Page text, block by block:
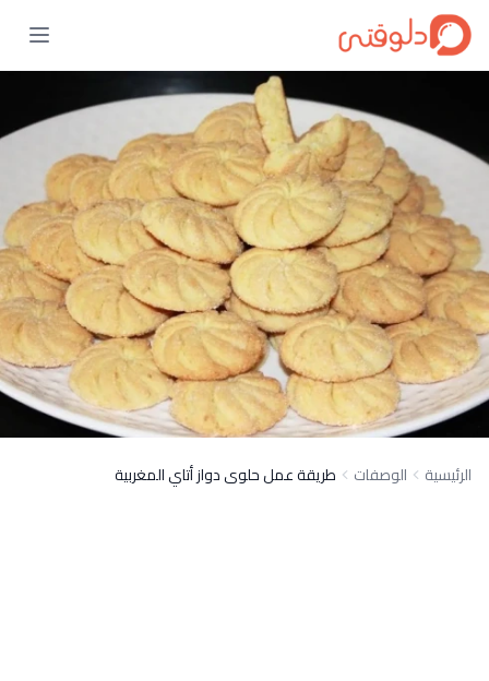
الرئيسية الوصفات طريقة عمل حلوى دواز أتاي المغربية